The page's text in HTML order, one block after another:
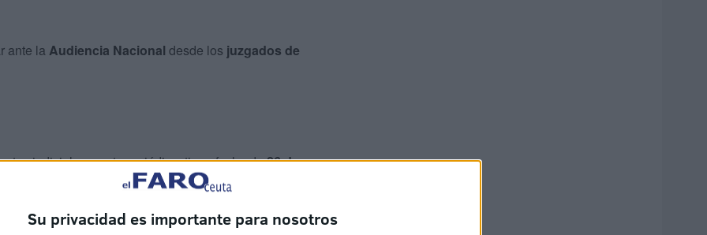
Su privacidad es importante para nosotros
ante la Audiencia Nacional desde los juzgados de
judiciales a este periódico, tiene fecha de26 de
qué hacer, además de qué medidas tomar sobre su